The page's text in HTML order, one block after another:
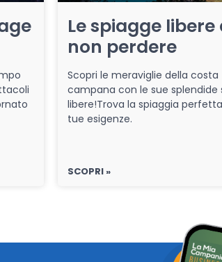
Le spiagge libere
non perdere
Scopri le meraviglie della costa
campana con le sue splendide
libere!Trova la spiaggia
tue esigenze.
SCOPRI »